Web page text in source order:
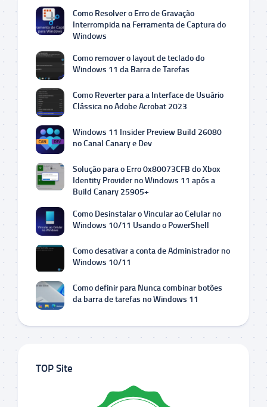
Como Resolver o Erro de Gravação
Interrompida na Ferramenta de Captura do
Windows
Como remover o layout de teclado do
Windows 11 da Barra de Tarefas
Como Reverter para a Interface de Usuário
Clássica no Adobe Acrobat 2023
Windows 11 Insider Preview Build 26080
no Canal Canary e Dev
Solução para o Erro 0x80073CFB do Xbox
Identity Provider no Windows 11 após a
Build Canary 25905+
Como Desinstalar o Vincular ao Celular no
Windows 10/11 Usando o PowerShell
Como desativar a conta de Administrador no
Windows 10/11
Como definir para Nunca combinar botões
da barra de tarefas no Windows 11
TOP Site